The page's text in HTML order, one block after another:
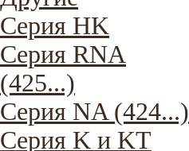
Серия HK
Серия RNA
(425...)
Серия NA (424...)
Серия K и KT